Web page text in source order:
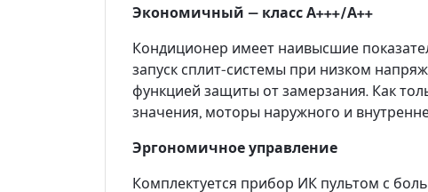
Экономичный — класс А+++/А++
Кондиционер имеет наивысшие
запуск сплит-системы при низком
функцией защиты от замерзания. Как
значения, моторы наружного и
Эргономичное управление
Комплектуется прибор ИК пультом с